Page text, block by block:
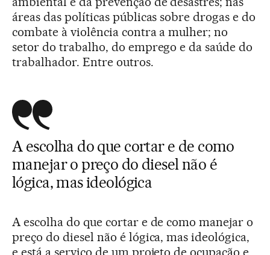
áreas das políticas públicas sobre drogas e do
combate à violência contra a mulher; no
setor do trabalho, do emprego e da saúde do
trabalhador. Entre outros.
A escolha do que cortar e de como
manejar o preço do diesel não é
lógica, mas ideológica
A escolha do que cortar e de como manejar o
preço do diesel não é lógica, mas ideológica,
e está a serviço de um projeto de ocupação e